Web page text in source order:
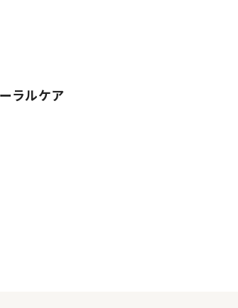
ラルケア